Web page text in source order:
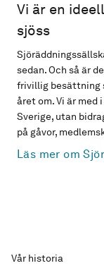
Vi är en
sjöss
sedan. Och så är
frivillig besättning
året om. Vi är med
Sverige, utan
på gåvor,
Läs mer om
Vår historia